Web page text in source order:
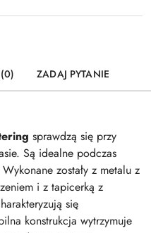
ZADAJ PYTANIE
sprawdzą się przy
Są idealne podczas
zostały z metalu z
i z tapicerką z
się
konstrukcja wytrzymuje